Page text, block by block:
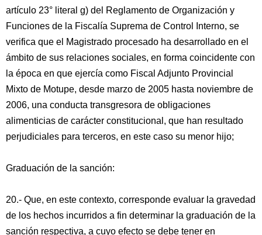
artículo 23° literal g) del Reglamento de Organización y
Funciones de la Fiscalía Suprema de Control Interno, se
verifica que el Magistrado procesado ha desarrollado en el
ámbito de sus relaciones sociales, en forma coincidente con
la época en que ejercía como Fiscal Adjunto Provincial
Mixto de Motupe, desde marzo de 2005 hasta noviembre de
2006, una conducta transgresora de obligaciones
alimenticias de carácter constitucional, que han resultado
perjudiciales para terceros, en este caso su menor hijo;
Graduación de la sanción:
20.- Que, en este contexto, corresponde evaluar la gravedad
de los hechos incurridos a fin determinar la graduación de la
sanción respectiva, a cuyo efecto se debe tener en